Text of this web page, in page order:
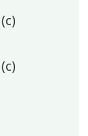
(c)
(c)